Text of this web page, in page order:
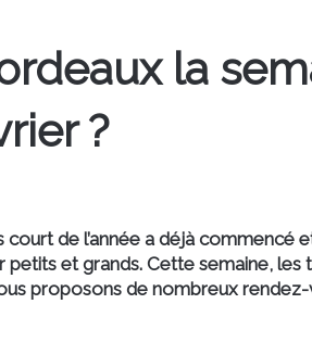
la
?
de l’année a déjà commencé
et grands. Cette semaine,
proposons de nombreux